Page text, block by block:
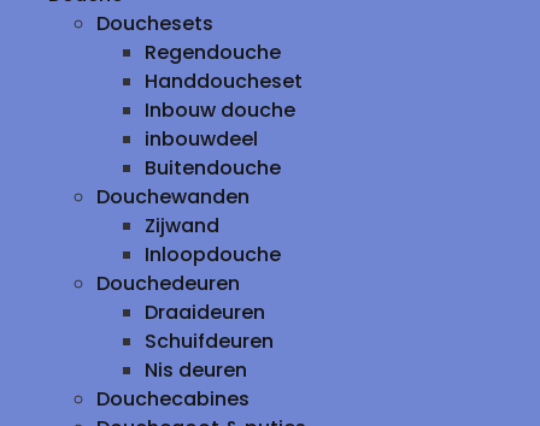
Douchesets
Regendouche
Handdoucheset
Inbouw douche
inbouwdeel
Buitendouche
Douchewanden
Zijwand
Inloopdouche
Douchedeuren
Draaideuren
Schuifdeuren
Nis deuren
Douchecabines